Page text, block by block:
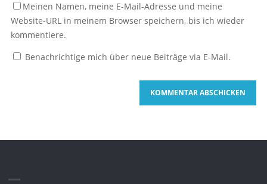
Meinen Namen, meine E-Mail-Adresse und meine
Website-URL in meinem Browser speichern, bis ich wieder
kommentiere.
Benachrichtige mich über neue Beiträge via E-Mail.